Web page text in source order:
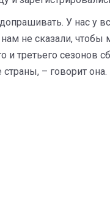
У нас у
не сказали,
и третьего сезонов
– говорит она.